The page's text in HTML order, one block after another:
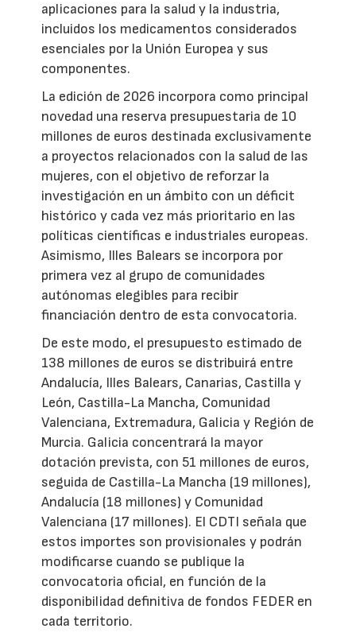
aplicaciones para la salud y la industria,
incluidos los medicamentos considerados
esenciales por la Unión Europea y sus
componentes.
La edición de 2026 incorpora como principal
novedad una reserva presupuestaria de 10
millones de euros destinada exclusivamente
a proyectos relacionados con la salud de las
mujeres, con el objetivo de reforzar la
investigación en un ámbito con un déficit
histórico y cada vez más prioritario en las
políticas científicas e industriales europeas.
Asimismo, Illes Balears se incorpora por
primera vez al grupo de comunidades
autónomas elegibles para recibir
financiación dentro de esta convocatoria.
De este modo, el presupuesto estimado de
138 millones de euros se distribuirá entre
Andalucía, Illes Balears, Canarias, Castilla y
León, Castilla-La Mancha, Comunidad
Valenciana, Extremadura, Galicia y Región de
Murcia. Galicia concentrará la mayor
dotación prevista, con 51 millones de euros,
seguida de Castilla-La Mancha (19 millones),
Andalucía (18 millones) y Comunidad
Valenciana (17 millones). El CDTI señala que
estos importes son provisionales y podrán
modificarse cuando se publique la
convocatoria oficial, en función de la
disponibilidad definitiva de fondos FEDER en
cada territorio.